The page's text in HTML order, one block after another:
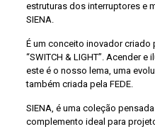
estruturas dos interruptores e
SIENA.
É um conceito inovador criado
“SWITCH & LIGHT”. Acender
este é o nosso lema, uma
também criada pela FEDE.
SIENA, é uma coleção
complemento ideal para